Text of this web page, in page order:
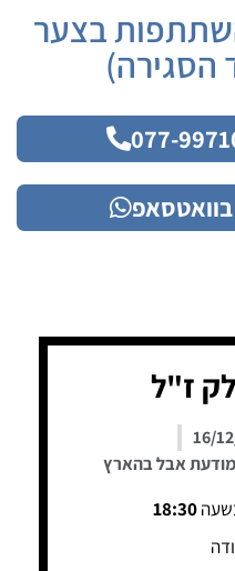
בצער
הסגירה)
ז"ל
16/
אבל בהארץ
18:30